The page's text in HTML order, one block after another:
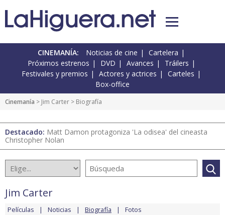
CINEMANÍA: Noticias de cine
Cartelera
Próximos estrenos
DVD Avances
Tráilers
Festivales y premios
Actores y actrices
Carteles
Box-office
Cinemanía > Jim Carter > Biografía
Destacado: Matt Damon protagoniza 'La odisea' del cineasta
Christopher Nolan
Jim Carter
Películas Noticias Biografía Fotos